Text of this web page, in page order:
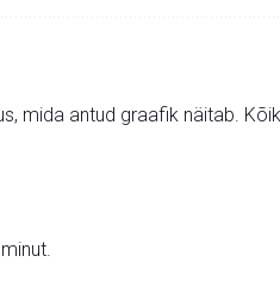
mida antud graafik näitab.